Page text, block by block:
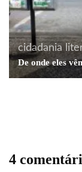
cidadania
De onde eles
cotidiano
Para quem é
4